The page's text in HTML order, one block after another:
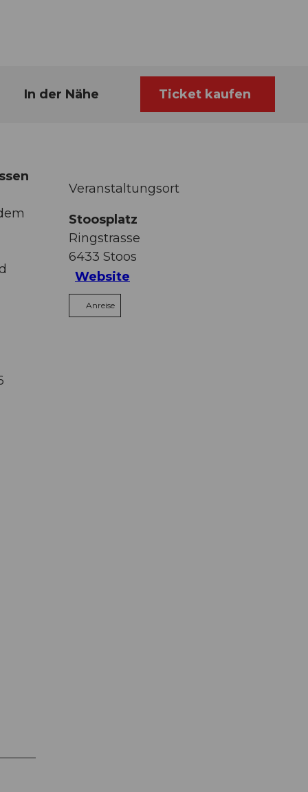
In der Nähe Ticket kaufen
Veranstaltungsort
Stoosplatz
Ringstrasse
6433 Stoos
Website
Anreise